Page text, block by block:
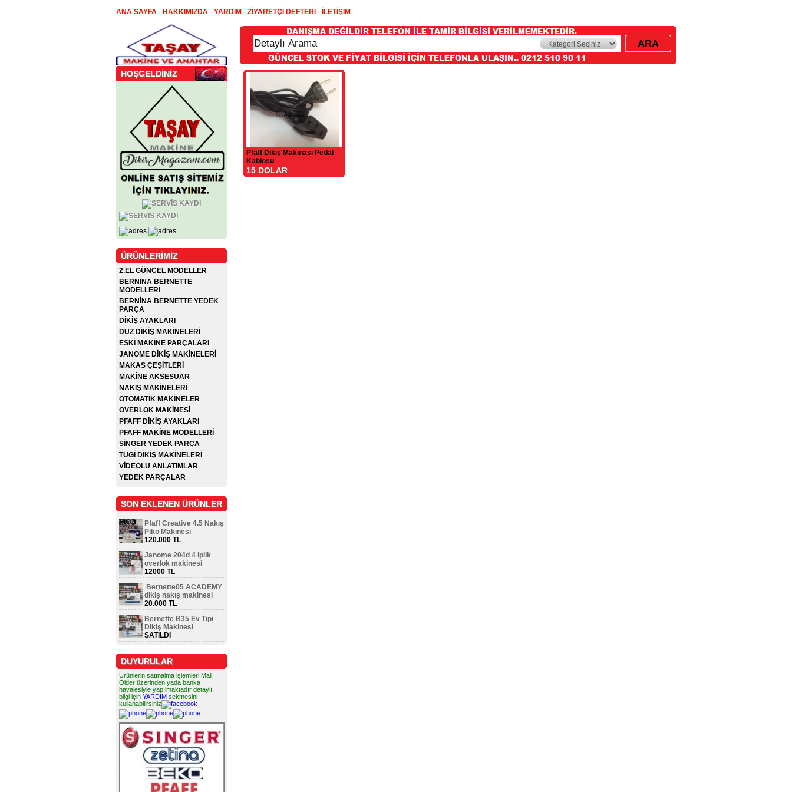
ANA SAYFA - HAKKIMIZDA - YARDIM - ZİYARETÇİ DEFTERİ - İLETİŞİM
HOŞGELDİNİZ
ÜRÜNLERİMİZ
2.EL GÜNCEL MODELLER
BERNİNA BERNETTE
MODELLERİ
BERNİNA BERNETTE YEDEK
PARÇA
DİKİŞ AYAKLARI
DÜZ DİKİŞ MAKİNELERİ
ESKİ MAKİNE PARÇALARI
JANOME DİKİŞ MAKİNELERİ
MAKAS ÇEŞİTLERİ
MAKİNE AKSESUAR
NAKIŞ MAKİNELERİ
OTOMATİK MAKİNELER
OVERLOK MAKİNESİ
PFAFF DİKİŞ AYAKLARI
PFAFF MAKİNE MODELLERİ
SİNGER YEDEK PARÇA
TUGİ DİKİŞ MAKİNELERİ
VİDEOLU ANLATIMLAR
YEDEK PARÇALAR
SON EKLENEN ÜRÜNLER
Pfaff Creative 4.5 Nakış
Piko Makinesi
120.000 TL
Janome 204d 4 iplik
overlok makinesi
12000 TL
Bernette05 ACADEMY
dikiş nakış makinesi
20.000 TL
Bernette B35 Ev Tipi
Dikiş Makinesi
SATILDI
DUYURULAR
Ürünlerin satınalma işlemleri Mail
Older üzerinden yada banka
havalesiyle yapılmaktadır detaylı
bilgi için YARDIM sekmesini
kullanabilirsiniz
Pfaff Dikiş Makinası Pedal
Kablosu
15 DOLAR